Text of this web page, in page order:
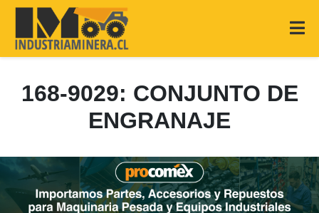
168-9029: CONJUNTO DE
ENGRANAJE